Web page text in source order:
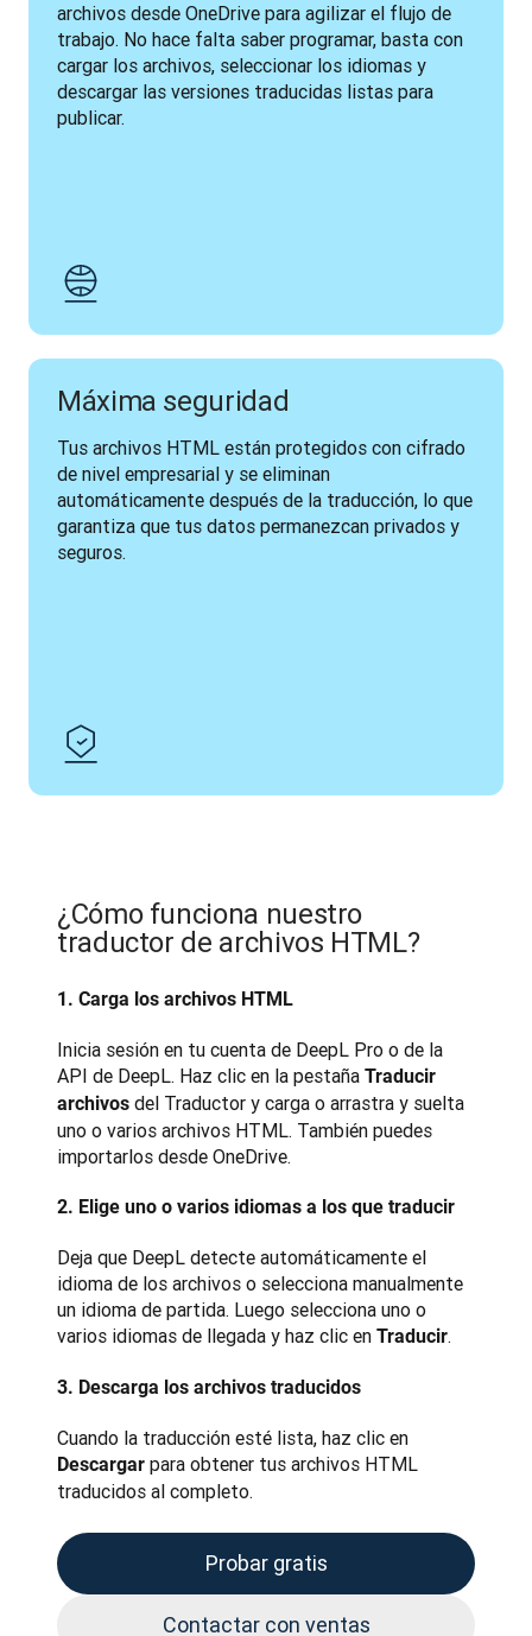
archivos desde OneDrive para agilizar el flujo de
trabajo. No hace falta saber programar, basta con
cargar los archivos, seleccionar los idiomas y
descargar las versiones traducidas listas para
publicar.
Máxima seguridad
Tus archivos HTML están protegidos con cifrado
de nivel empresarial y se eliminan
automáticamente después de la traducción, lo que
garantiza que tus datos permanezcan privados y
seguros.
¿Cómo funciona nuestro
traductor de archivos HTML?
1. Carga los archivos HTML
Inicia sesión en tu cuenta de DeepL Pro o de la
API de DeepL. Haz clic en la pestaña Traducir
archivos del Traductor y carga o arrastra y suelta
uno o varios archivos HTML. También puedes
importarlos desde OneDrive.
2. Elige uno o varios idiomas a los que traducir
Deja que DeepL detecte automáticamente el
idioma de los archivos o selecciona manualmente
un idioma de partida. Luego selecciona uno o
varios idiomas de llegada y haz clic en Traducir.
3. Descarga los archivos traducidos
Descargar para obtener tus archivos HTML
traducidos al completo.
Probar gratis
Contactar con ventas